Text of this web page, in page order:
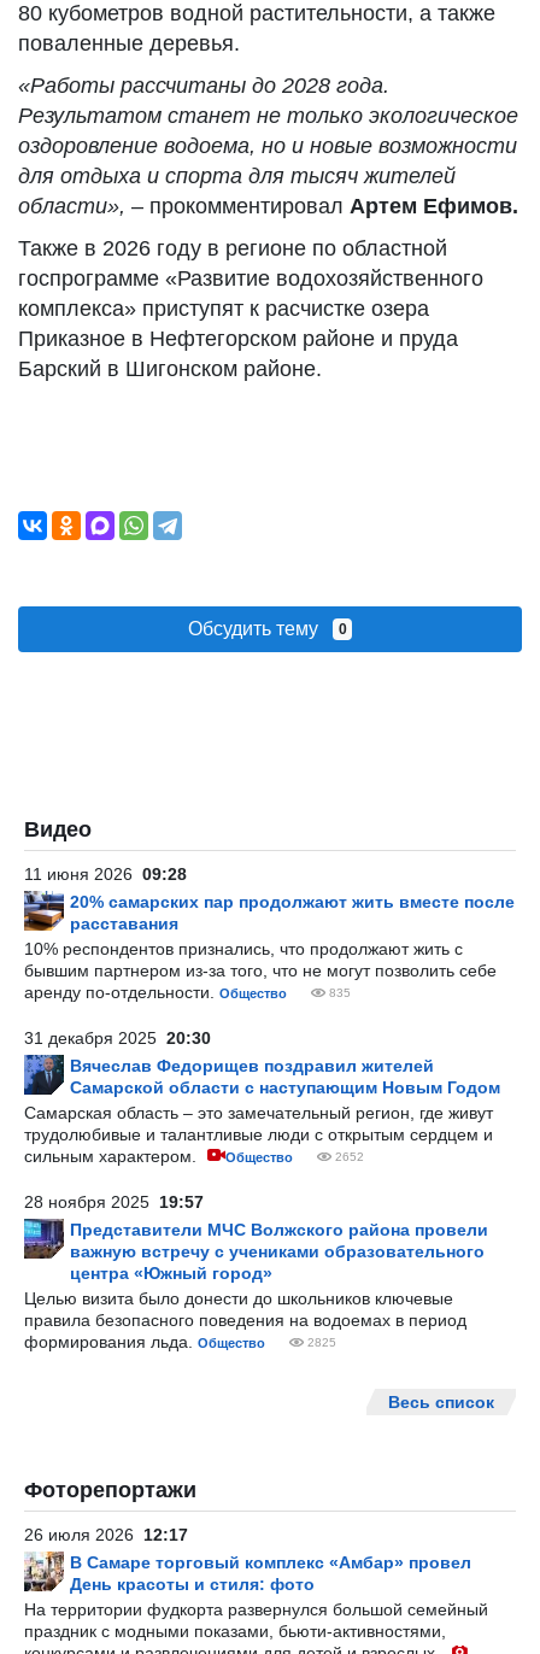
80 кубометров водной растительности, а также
поваленные деревья.
«Работы рассчитаны до 2028 года.
Результатом станет не только экологическое
оздоровление водоема, но и новые возможности
для отдыха и спорта для тысяч жителей
области», – прокомментировал Артем Ефимов.
Также в 2026 году в регионе по областной
госпрограмме «Развитие водохозяйственного
комплекса» приступят к расчистке озера
Приказное в Нефтегорском районе и пруда
Барский в Шигонском районе.
Обсудить тему 0
Видео
11 июня 2026 09:28
20% самарских пар продолжают жить вместе после
расставания
10% респондентов признались, что продолжают жить с
бывшим партнером из-за того, что не могут позволить себе
аренду по-отдельности.
Общество 835
31 декабря 2025 20:30
Вячеслав Федорищев поздравил жителей
Самарской области с наступающим Новым Годом
Самарская область – это замечательный регион, где живут
трудолюбивые и талантливые люди с открытым сердцем и
сильным характером.
Общество 2652
28 ноября 2025 19:57
Представители МЧС Волжского района провели
важную встречу с учениками образовательного
центра «Южный город»
Целью визита было донести до школьников ключевые
правила безопасного поведения на водоемах в период
формирования льда.
Общество 2825
Весь список
Фоторепортажи
26 июля 2026 12:17
В Самаре торговый комплекс «Амбар» провел
День красоты и стиля: фото
На территории фудкорта развернулся большой семейный
праздник с модными показами, бьюти-активностями,